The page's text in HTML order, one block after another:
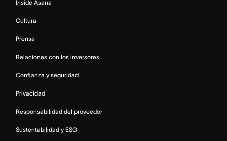
Inside Asana
Cultura
Prensa
Relaciones con los inversores
Confianza y seguridad
Privacidad
Responsabilidad del proveedor
Sustentabilidad y ESG